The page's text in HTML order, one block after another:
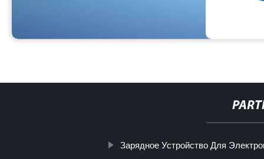
Зарядное Устройство Для